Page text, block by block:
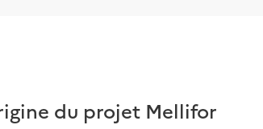
du projet Mellifor